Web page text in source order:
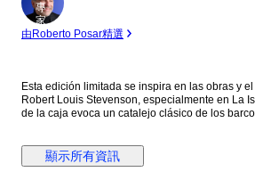
專
家
由Roberto Posar精選
Esta edición limitada se inspira en las obras y
Robert Louis Stevenson, especialmente en La
de la caja evoca un catalejo clásico de los
y la rosa de los vientos grabada bajo el clip
navegación y el descubrimiento. La parte
顯示所有資訊